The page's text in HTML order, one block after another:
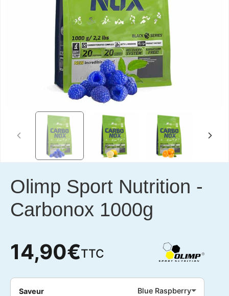
Olimp Sport Nutrition -
Carbonox 1000g
14,90€TTC
Saveur Blue Raspberry